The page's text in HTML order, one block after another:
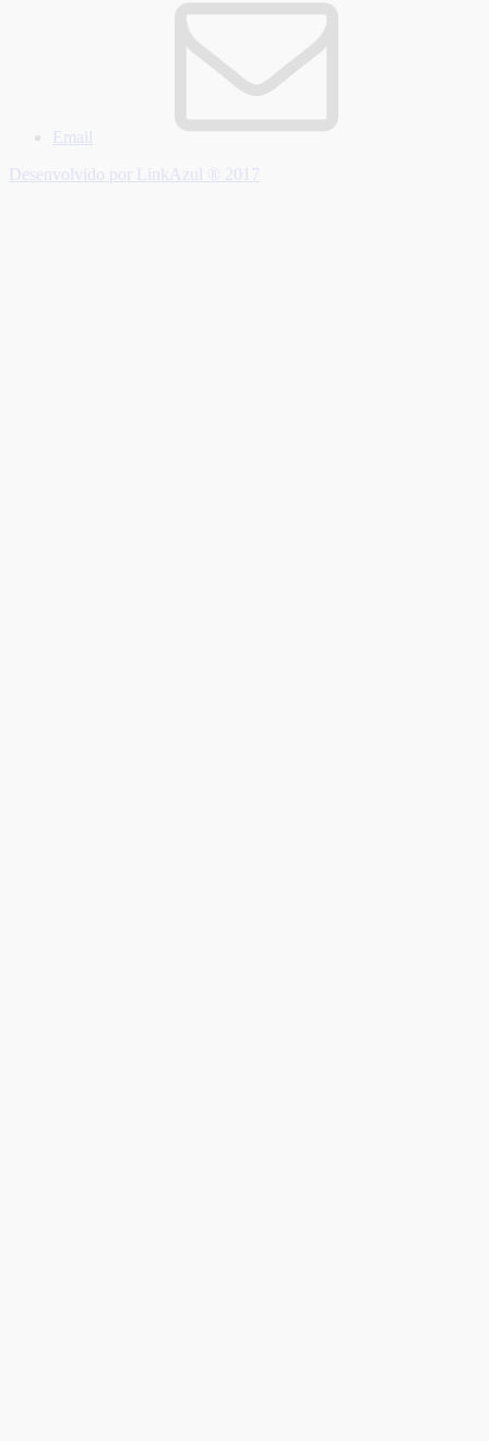
Email
Desenvolvido por LinkAzul ® 2017